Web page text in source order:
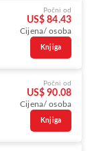
Počni od
US$ 84.43
Cijena/ osoba
Knjiga
Počni od
US$ 90.08
Cijena/ osoba
Knjiga